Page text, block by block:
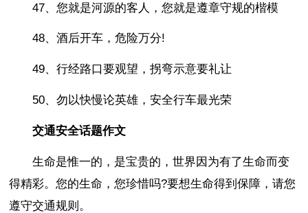
47、您就是河源的客人，您就是遵章守规的楷模
48、酒后开车，危险万分!
49、行经路口要观望，拐弯示意要礼让
50、勿以快慢论英雄，安全行车最光荣
交通安全话题作文
生命是惟一的，是宝贵的，世界因为有了生命而变
得精彩。您的生命，您珍惜吗?要想生命得到保障，请您
遵守交通规则。